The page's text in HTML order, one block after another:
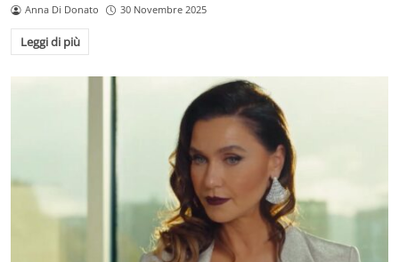
Anna Di Donato 30 Novembre 2025
Leggi di più